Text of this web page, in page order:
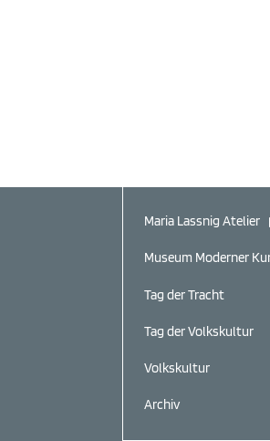
Maria Lassnig Atelier
Museum Moderner
Tag der Tracht
Tag der Volkskultur
Volkskultur
Archiv